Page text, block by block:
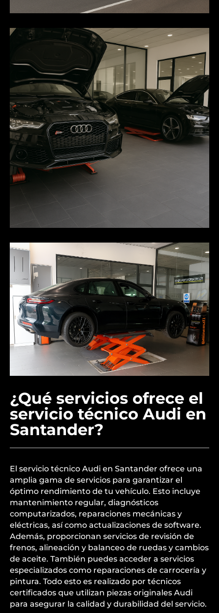
¿Qué servicios ofrece el
servicio técnico Audi en
Santander?
El servicio técnico Audi en Santander ofrece una
amplia gama de servicios para garantizar el
óptimo rendimiento de tu vehículo. Esto incluye
mantenimiento regular, diagnósticos
computarizados, reparaciones mecánicas y
eléctricas, así como actualizaciones de software.
Además, proporcionan servicios de revisión de
frenos, alineación y balanceo de ruedas y cambios
de aceite. También puedes acceder a servicios
especializados como reparaciones de carrocería y
pintura. Todo esto es realizado por técnicos
certificados que utilizan piezas originales Audi
para asegurar la calidad y durabilidad del servicio.